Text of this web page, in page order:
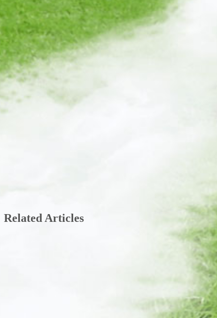
Related Articles